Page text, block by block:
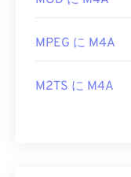
MPEG に M4A
M2TS に M4A